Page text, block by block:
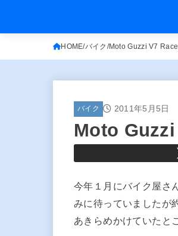
HOME バイク Moto Guzzi V7
バイク 2011年5月5日
Moto
今年１月にバイク屋さ
みに待っていましたが
あきらめかけていたと